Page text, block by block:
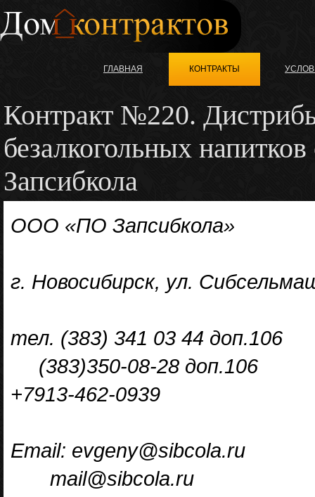
ГЛАВНАЯ КОНТРАКТЫ
Контракт №220.
безалкогольных
Запсибкола
ООО «ПО Запсибкола»
г. Новосибирск, ул.
тел. (383) 341 03 44 доп.106
(383)350-08-28 доп.106
+7913-462-0939
Email: evgeny@sibcola.ru
mail@sibcola.ru